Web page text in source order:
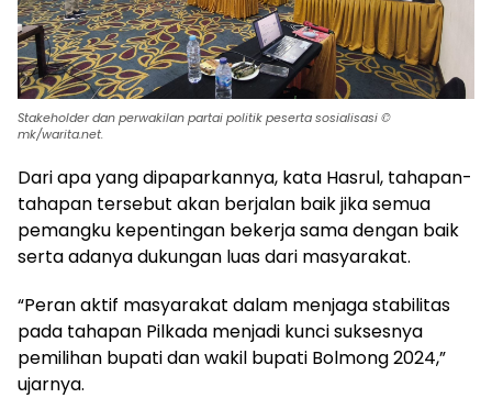
Stakeholder dan perwakilan partai politik peserta sosialisasi ©
mk/warita.net.
Dari apa yang dipaparkannya, kata Hasrul, tahapan-
tahapan tersebut akan berjalan baik jika semua
pemangku kepentingan bekerja sama dengan baik
serta adanya dukungan luas dari masyarakat.
“Peran aktif masyarakat dalam menjaga stabilitas
pada tahapan Pilkada menjadi kunci suksesnya
pemilihan bupati dan wakil bupati Bolmong 2024,”
ujarnya.